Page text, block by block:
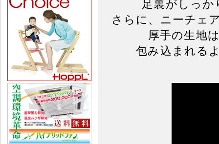
足裏がしっ
さらに、ニーチェ
厚手の生地
包み込まれる